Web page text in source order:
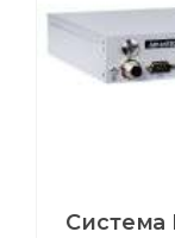
Система